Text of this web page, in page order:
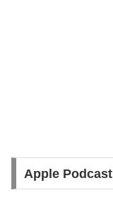
Apple Podcast